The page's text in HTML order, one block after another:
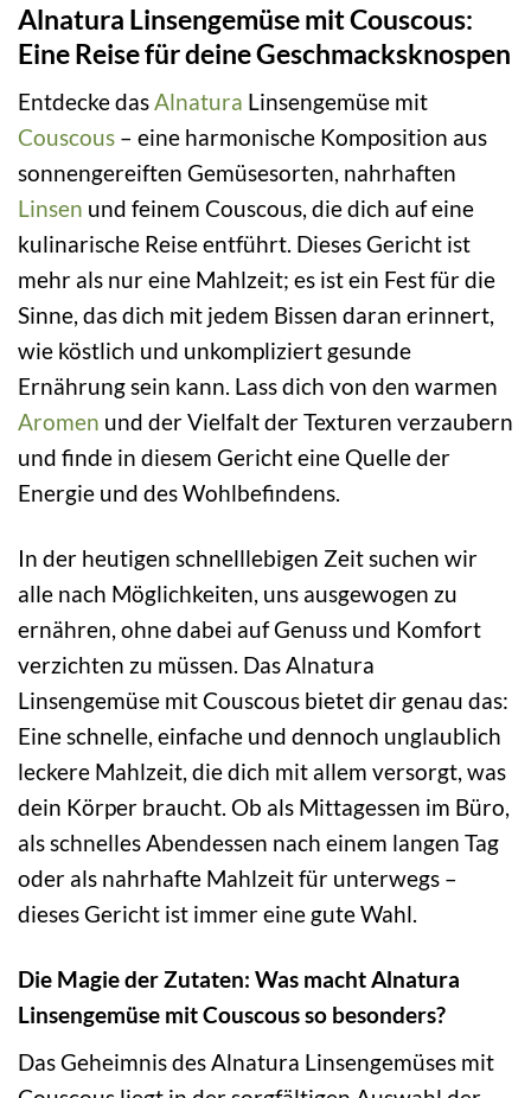
Alnatura Linsengemüse mit Couscous:
Eine Reise für deine Geschmacksknospen
Entdecke dasAlnatura Linsengemüse mit
Couscous – eine harmonische Komposition aus
sonnengereiften Gemüsesorten, nahrhaften
Linsen und feinem Couscous, die dich auf eine
kulinarische Reise entführt. Dieses Gericht ist
mehr als nur eine Mahlzeit; es ist ein Fest für die
Sinne, das dich mit jedem Bissen daran erinnert,
wie köstlich und unkompliziert gesunde
Ernährung sein kann. Lass dich von den warmen
Aromen und der Vielfalt der Texturen verzaubern
und finde in diesem Gericht eine Quelle der
Energie und des Wohlbefindens.
In der heutigen schnelllebigen Zeit suchen wir
alle nach Möglichkeiten, uns ausgewogen zu
ernähren, ohne dabei auf Genuss und Komfort
verzichten zu müssen. Das Alnatura
Linsengemüse mit Couscous bietet dir genau das:
Eine schnelle, einfache und dennoch unglaublich
leckere Mahlzeit, die dich mit allem versorgt, was
dein Körper braucht. Ob als Mittagessen im Büro,
als schnelles Abendessen nach einem langen Tag
oder als nahrhafte Mahlzeit für unterwegs –
dieses Gericht ist immer eine gute Wahl.
Die Magie der Zutaten: Was macht Alnatura
Linsengemüse mit Couscous so besonders?
Das Geheimnis des Alnatura Linsengemüses mit